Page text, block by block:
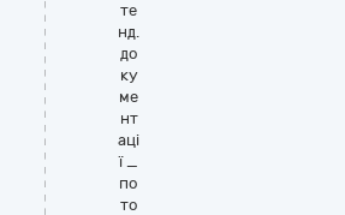
те
нд.
до
ку
ме
нт
аці
ї _
по
то